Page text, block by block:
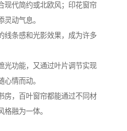
现代简约或北欧风；印花窗帘
动气息。
线条感和光影效果，成为许多
光功能，又通过叶片调节实现
情而动。
房，百叶窗帘都能通过不同材
融为一体。